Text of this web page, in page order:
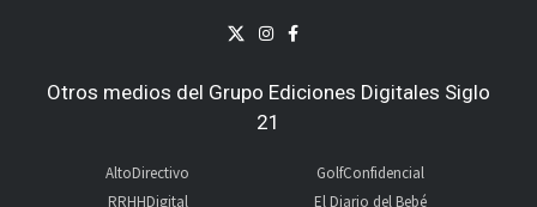
Otros medios del Grupo Ediciones Digitales Siglo
21
AltoDirectivo
RRHHDigital
GolfConfidencial
El Diario del Bebé